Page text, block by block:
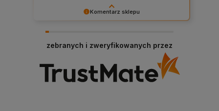
Komentarz sklepu
wiemy, że jesteśmy na właściwym torze :) Z
zebranych i zweryfikowanych przez